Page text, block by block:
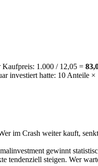
1.000 / 12,05 =
investiert hatte: 10
im Crash weiter kauft,
gewinnt
tendenziell steigen. Wer